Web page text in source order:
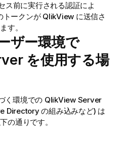
ス前に実行される認証によ
トークンが QlikView に送信さ
す。
ザー環境で
を使用する場
く環境での QlikView Server
Directory の組み込みなど) は
の通りです。